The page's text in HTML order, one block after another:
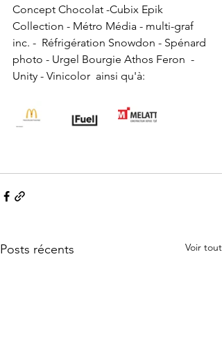
Concept Chocolat -Cubix Epik
Collection - Métro Média - multi-graf
inc. -  Réfrigération Snowdon - Spénard
photo - Urgel Bourgie Athos Feron  -
Unity - Vinicolor  ainsi qu'à:
Posts récents Voir tout